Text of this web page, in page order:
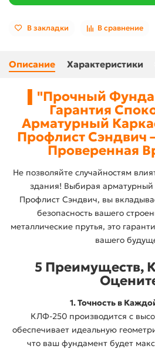
В закладки В сравнение
Описание Характеристики
▌"Прочный
Гарантия
Арматурный
Профлист Сэндвич
Проверенная
Не позволяйте случайностям
здания! Выбирая
Профлист Сэндвич, вы
безопасность вашего
металлические прутья, это
вашего
5 Преимуществ,
1. Точность в
КЛФ-250 производится с
обеспечивает идеальную
что ваш фундамент будет